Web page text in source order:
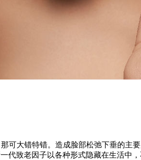
可大错特错。造成脸部松弛下垂的主
代致老因子以各种形式隐藏在生活中